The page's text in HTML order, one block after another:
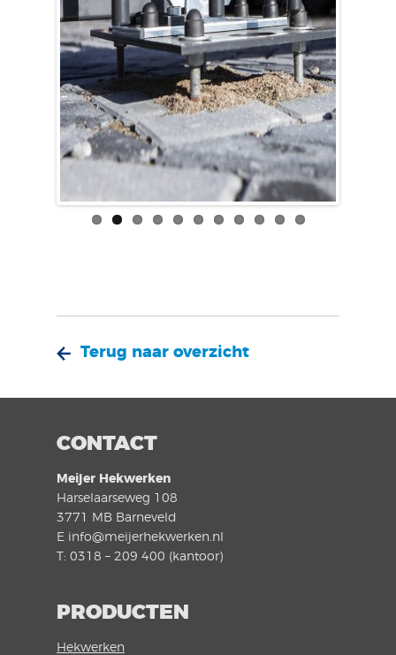
Previous Next
Terug naar overzicht
CONTACT
Meijer Hekwerken
Harselaarseweg 108
3771 MB Barneveld
E info@meijerhekwerken.nl
T: 0318 – 209 400 (kantoor)
PRODUCTEN
Hekwerken